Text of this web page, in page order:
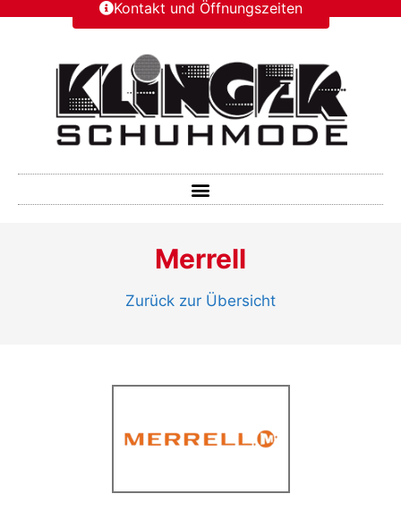
Kontakt und Öffnungszeiten
Merrell
Zurück zur Übersicht